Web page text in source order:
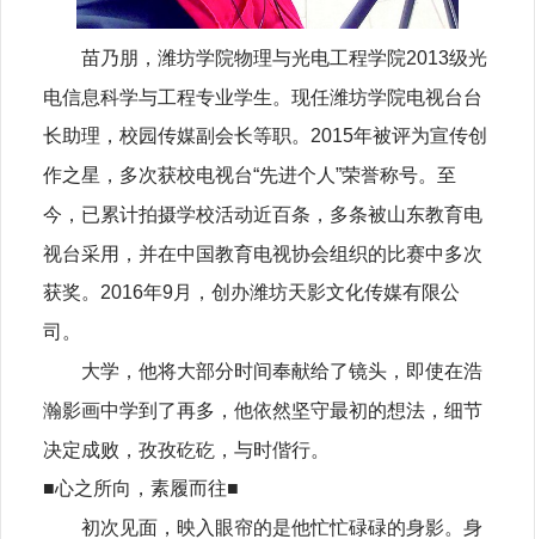
苗乃朋，潍坊学院物理与光电工程学院2013级光
电信息科学与工程专业学生。现任潍坊学院电视台台
长助理，校园传媒副会长等职。2015年被评为宣传创
作之星，多次获校电视台“先进个人”荣誉称号。至
今，已累计拍摄学校活动近百条，多条被山东教育电
视台采用，并在中国教育电视协会组织的比赛中多次
获奖。2016年9月，创办潍坊天影文化传媒有限公
司。
大学，他将大部分时间奉献给了镜头，即使在浩
瀚影画中学到了再多，他依然坚守最初的想法，细节
决定成败，孜孜矻矻，与时偕行。
■心之所向，素履而往■
初次见面，映入眼帘的是他忙忙碌碌的身影。身